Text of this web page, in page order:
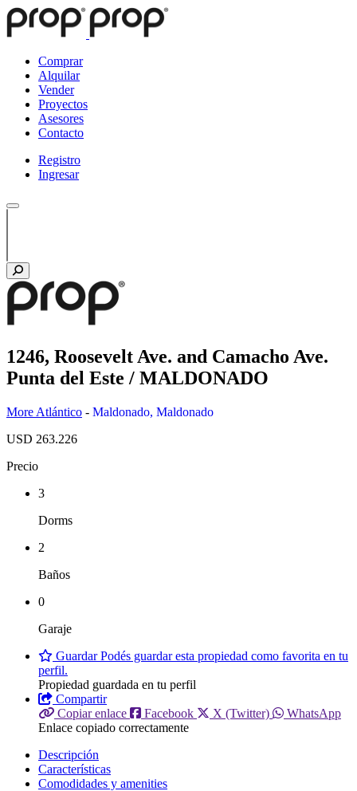
Comprar
Alquilar
Vender
Proyectos
Asesores
Contacto
Registro
Ingresar
1246, Roosevelt Ave. and Camacho Ave.
Punta del Este / MALDONADO
More Atlántico - Maldonado, Maldonado
USD 263.226
Precio
3
Dorms
2
Baños
0
Garaje
GuardarPodés guardar esta propiedad como favorita en tu
perfil.
Propiedad guardada en tu perfil
Compartir
Copiar enlace
Facebook X (Twitter)
WhatsApp
Enlace copiado correctamente
Descripción
Características
Comodidades y amenities